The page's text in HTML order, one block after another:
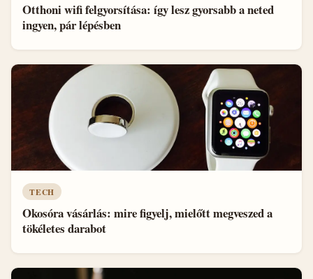
Otthoni wifi felgyorsítása: így lesz gyorsabb a neted
ingyen, pár lépésben
TECH
Okosóra vásárlás: mire figyelj, mielőtt megveszed a
tökéletes darabot